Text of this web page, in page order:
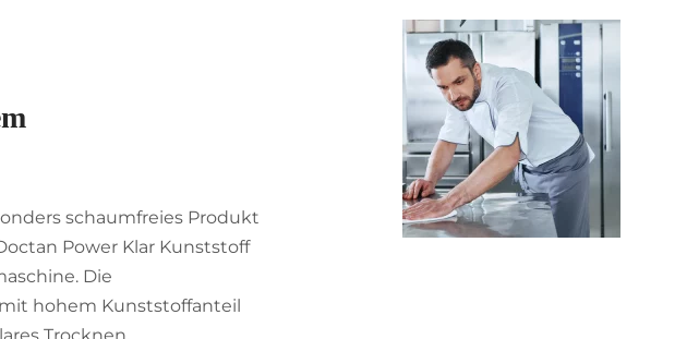
schaumfreies Produkt
Power Klar Kunststoff
Die
hohem Kunststoffanteil